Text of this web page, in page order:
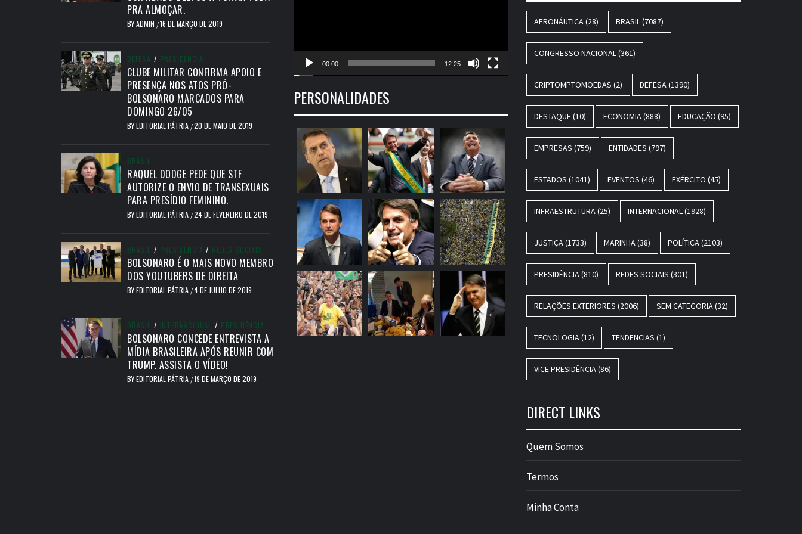
PRA ALMOÇAR.
BYADMIN /16 DE MARÇO DE 2019
DEFESA / PRESIDÊNCIA
CLUBE MILITAR CONFIRMA APOIO E
PRESENÇA NOS ATOS PRÓ-
BOLSONARO MARCADOS PARA
DOMINGO 26/05
BYEDITORIAL PÁTRIA /20 DE MAIO DE 2019
BRASIL
RAQUEL DODGE PEDE QUE STF
AUTORIZE O ENVIO DE TRANSEXUAIS
PARA PRESÍDIO FEMININO.
BYEDITORIAL PÁTRIA /24 DE FEVEREIRO DE 2019
BRASIL / PRESIDÊNCIA / REDES SOCIAIS
BOLSONARO É O MAIS NOVO MEMBRO
DOS YOUTUBERS DE DIREITA
BYEDITORIAL PÁTRIA /4 DE JULHO DE 2019
BRASIL / INTERNACIONAL / PRESIDÊNCIA
BOLSONARO CONCEDE ENTREVISTA A
MÍDIA BRASILEIRA APÓS REUNIR COM
TRUMP. ASSISTA O VÍDEO!
BYEDITORIAL PÁTRIA /19 DE MARÇO DE 2019
00:00 12:25
PERSONALIDADES
AERONÁUTICA (28) BRASIL (7087)
CONGRESSO NACIONAL (361)
CRIPTOMPTOMOEDAS (2) DEFESA (1390)
DESTAQUE(10) ECONOMIA (888) EDUCAÇÃO (95)
EMPRESAS (759) ENTIDADES (797)
ESTADOS (1041) EVENTOS (46) EXÉRCITO (45)
INFRAESTRUTURA (25) INTERNACIONAL (1928)
JUSTIÇA (1733) MARINHA (38) POLÍTICA (2103)
PRESIDÊNCIA (810) REDES SOCIAIS (301)
RELAÇÕES EXTERIORES (2006) SEM CATEGORIA (32)
TECNOLOGIA (12) TENDENCIAS (1)
VICE PRESIDÊNCIA (86)
DIRECT LINKS
Quem Somos
Termos
Minha Conta